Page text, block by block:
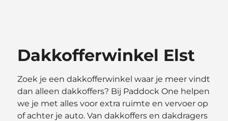
Dakkofferwinkel Elst
Zoek je een dakkofferwinkel waar je meer vindt
dan alleen dakkoffers? Bij Paddock One helpen
we je met alles voor extra ruimte en vervoer op
of achter je auto. Van dakkoffers en dakdragers